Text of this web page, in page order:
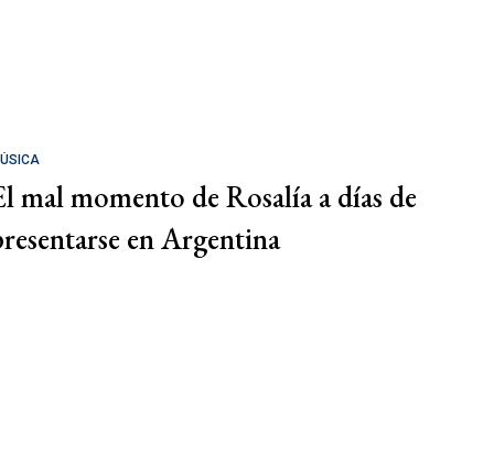
mal momento de Rosalía a días de
en Argentina